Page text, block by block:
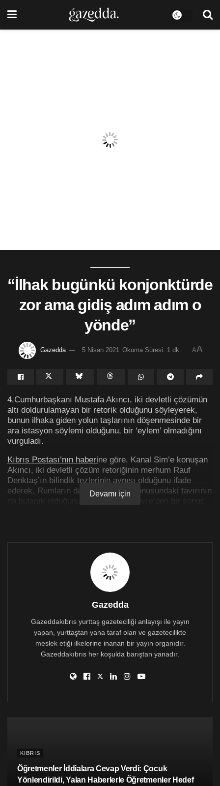
“İlhak bugünkü konjonktürde
zor ama gidiş adım adım o
yönde”
Gazedda 5 Nisan 2021 Okuma Süresi: 1 dk AA
4.Cumhurbaşkanı Mustafa Akıncı, iki devletli çözümün
altı doldurulamayan bir retorik olduğunu söyleyerek,
bunun ilhaka giden yolun taşlarının döşenmesinde bir
ara istasyon söylemi olduğunu, bir ‘eylem’ olmadığını
vurguladı.
Kıbrıs Postası’nın haberine göre, Kanal Sim’e konuşan
Akıncı, iki devletli çözüm retoriğinin merhum Rauf
Denktaş’ın bilindik tezlerinin aynısı olduğunu ifade
ederek, Rumların da siyasi eşitlik konusundaki tavırının
da bulanık olduğunu, bu tavırla Cenevre’den bir sonuç
Devamı için
Gazedda
Gazeddakıbrıs yurttaş gazeteciliği anlayışı ile yayın
yapan, yurttaştan yana taraf olan ve gazetecilikte
meslek etiği ilkelerine inanan bir yayın organıdır.
Gazeddakıbrıs her koşulda barıştan yanadır.
KIBRIS
Öğretmenler İddialara Cevap Verdi: Çocuk
Yönlendirildi, Yalan Haberlerle Öğretmenler Hedef